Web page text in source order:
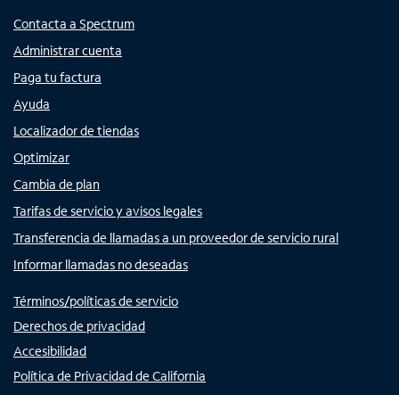
Contacta a Spectrum
Administrar cuenta
Paga tu factura
Ayuda
Localizador de tiendas
Optimizar
Cambia de plan
Tarifas de servicio y avisos legales
Transferencia de llamadas a un proveedor de servicio rural
Informar llamadas no deseadas
Términos/políticas de servicio
Derechos de privacidad
Accesibilidad
Política de Privacidad de California